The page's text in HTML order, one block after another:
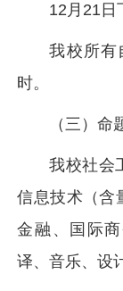
12月21日
我校所有
时。
（三）命
我校社会
信息技术（含
金融、国际
译、音乐、设